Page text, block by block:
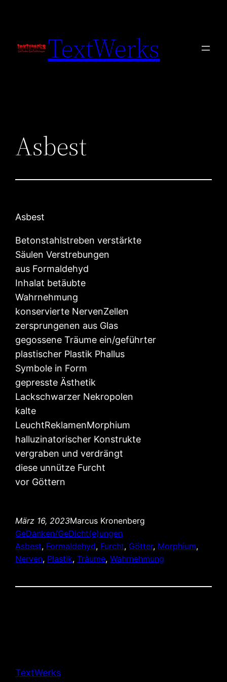
TextWerks
Asbest
Asbest
Betonstahlstreben verstärkte
Säulen Verstrebungen
aus Formaldehyd
Inhalat betäubte
Wahrnehmung
konservierte NervenZellen
zersprungenen aus Glas
gegossene Träume ein/geführter
plastischer Plastik Phallus
Symbole in Form
gepresste Ästhetik
Lackschwarzer Nekropolen
kalte
LeuchtReklamenMorphium
halluzinatorischer Konstrukte
vergraben und verdrängt
diese unnütze Furcht
vor Göttern
März 16, 2023Marcus Kronenberg
GeDanken/GeDicht(e)ungen
Asbest, Formaldehyd, Furcht, Götter, Morphium
Nerven, Plastik, Träume, Wahrnehmung
TextWerks